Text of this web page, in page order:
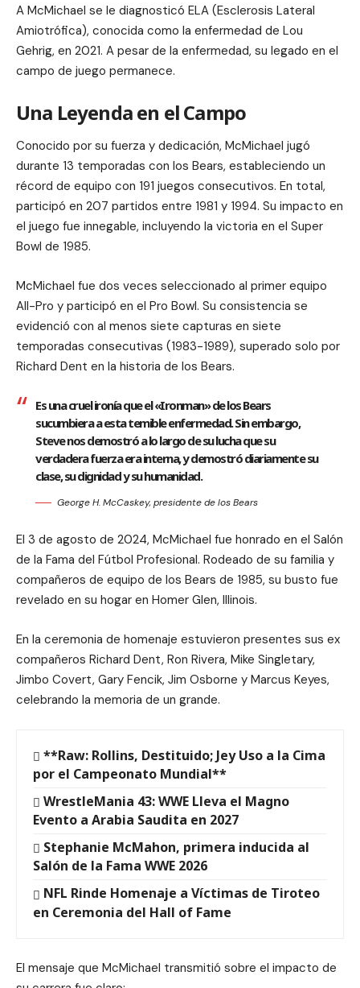
A McMichael se le diagnosticó ELA (Esclerosis Lateral
Amiotrófica), conocida como la enfermedad de Lou
Gehrig, en 2021. A pesar de la enfermedad, su legado en el
campo de juego permanece.
Una Leyenda en el Campo
Conocido por su fuerza y dedicación, McMichael jugó
durante 13 temporadas con los Bears, estableciendo un
récord de equipo con 191 juegos consecutivos. En total,
participó en 207 partidos entre 1981 y 1994. Su impacto en
el juego fue innegable, incluyendo la victoria en el Super
Bowl de 1985.
McMichael fue dos veces seleccionado al primer equipo
All-Pro y participó en el Pro Bowl. Su consistencia se
evidenció con al menos siete capturas en siete
temporadas consecutivas (1983-1989), superado solo por
Richard Dent en la historia de los Bears.
Es una cruel ironía que el «Ironman» de los Bears
sucumbiera a esta temible enfermedad. Sin embargo,
Steve nos demostró a lo largo de su lucha que su
verdadera fuerza era interna, y demostró diariamente su
clase, su dignidad y su humanidad.
George H. McCaskey, presidente de los Bears
El 3 de agosto de 2024, McMichael fue honrado en el Salón
de la Fama del Fútbol Profesional. Rodeado de su familia y
compañeros de equipo de los Bears de 1985, su busto fue
revelado en su hogar en Homer Glen, Illinois.
En la ceremonia de homenaje estuvieron presentes sus ex
compañeros Richard Dent, Ron Rivera, Mike Singletary,
Jimbo Covert, Gary Fencik, Jim Osborne y Marcus Keyes,
celebrando la memoria de un grande.
**Raw: Rollins, Destituido; Jey Uso a la Cima
por el Campeonato Mundial**
WrestleMania 43: WWE Lleva el Magno
Evento a Arabia Saudita en 2027
Stephanie McMahon, primera inducida al
Salón de la Fama WWE 2026
NFL Rinde Homenaje a Víctimas de Tiroteo
en Ceremonia del Hall of Fame
El mensaje que McMichael transmitió sobre el impacto de